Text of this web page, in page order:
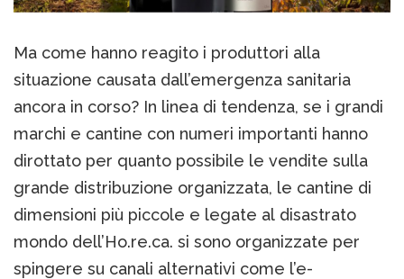
Ma come hanno reagito i produttori alla
situazione causata dall’emergenza sanitaria
ancora in corso? In linea di tendenza, se i grandi
marchi e cantine con numeri importanti hanno
dirottato per quanto possibile le vendite sulla
grande distribuzione organizzata, le cantine di
dimensioni più piccole e legate al disastrato
mondo dell’Ho.re.ca. si sono organizzate per
spingere su canali alternativi come l’e-